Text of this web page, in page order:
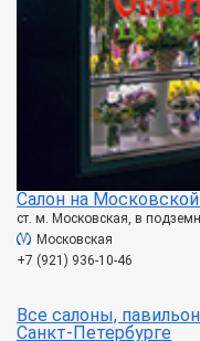
Салон на
ст. м. Московская, в
Московская
+7 (921) 936-10-46
Все салоны,
Санкт-Петербурге